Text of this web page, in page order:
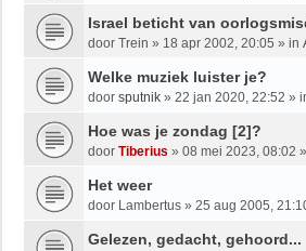
Israel beticht van
door Trein » 18 apr 2002, 20:05 » in
Welke muziek luister je?
door sputnik » 22 jan 2020, 22:52 »
Hoe was je zondag [2]?
door Tiberius » 08 mei 2023, 08:02
Het weer
door Lambertus » 25 aug 2005,
Gelezen, gedacht, gehoord...